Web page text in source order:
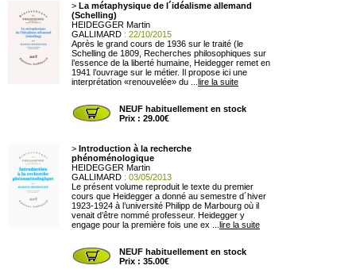
> La métaphysique de l´idéalisme allemand
(Schelling)
HEIDEGGER Martin
GALLIMARD : 22/10/2015
Après le grand cours de 1936 sur le traité (le
Schelling de 1809, Recherches philosophiques sur
l’essence de la liberté humaine, Heidegger remet en
1941 l’ouvrage sur le métier. Il propose ici une
interprétation «renouvelée» du ... lire la suite
NEUF habituellement en stock
Prix : 29.00€
> Introduction à la recherche
phénoménologique
HEIDEGGER Martin
GALLIMARD : 03/05/2013
Le présent volume reproduit le texte du premier
cours que Heidegger a donné au semestre d´hiver
1923-1924 à l’université Philipp de Marbourg où il
venait d’être nommé professeur. Heidegger y
engage pour la première fois une ex ... lire la suite
NEUF habituellement en stock
Prix : 35.00€